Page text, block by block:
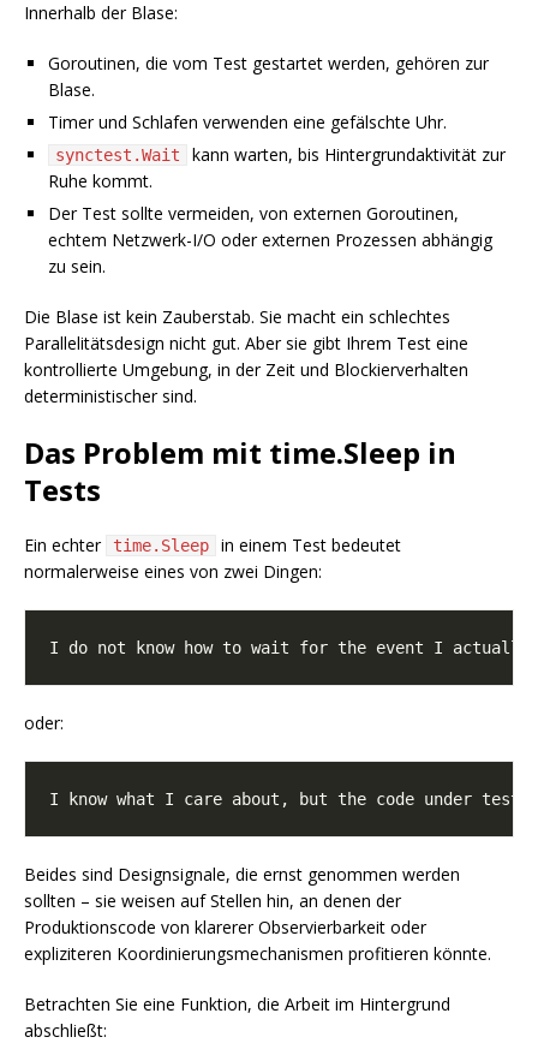
Innerhalb der Blase:
Goroutinen, die vom Test gestartet werden, gehören zur
Blase.
Timer und Schlafen verwenden eine gefälschte Uhr.
synctest.Wait
kann warten, bis Hintergrundaktivität zur
Ruhe kommt.
Der Test sollte vermeiden, von externen Goroutinen,
echtem Netzwerk-I/O oder externen Prozessen abhängig
zu sein.
Die Blase ist kein Zauberstab. Sie macht ein schlechtes
Parallelitätsdesign nicht gut. Aber sie gibt Ihrem Test eine
kontrollierte Umgebung, in der Zeit und Blockierverhalten
deterministischer sind.
Das Problem mit time.Sleep in
Tests
Ein echter time.Sleep
in einem Test bedeutet
normalerweise eines von zwei Dingen:
oder:
Beides sind Designsignale, die ernst genommen werden
sollten – sie weisen auf Stellen hin, an denen der
Produktionscode von klarerer Observierbarkeit oder
expliziteren Koordinierungsmechanismen profitieren könnte.
Betrachten Sie eine Funktion, die Arbeit im Hintergrund
abschließt: